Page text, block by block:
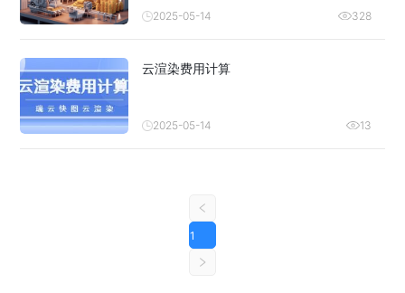
2025-05-14 328
云渲染费用计算
2025-05-14 13
1